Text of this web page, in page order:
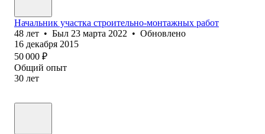
Начальник участка строительно-монтажных работ
48 лет • Был 23 марта 2022 • Обновлено
16 декабря 2015
50 000 ₽
Общий опыт
30 лет